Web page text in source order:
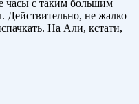
часы с таким большим
Действительно, не жалко
На Али, кстати,